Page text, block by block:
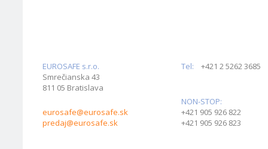
EUROSAFE s.r.o.
Smrečianska 43
811 05 Bratislava
eurosafe@eurosafe.sk
predaj@eurosafe.sk
Tel: +421 2 5262 3685
NON-STOP:
+421 905 926 822
+421 905 926 823